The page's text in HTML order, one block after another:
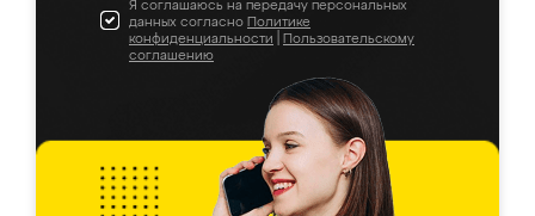
Я соглашаюсь на передачу персональных
данных согласно Политике
конфиденциальности
Пользовательскому
соглашению